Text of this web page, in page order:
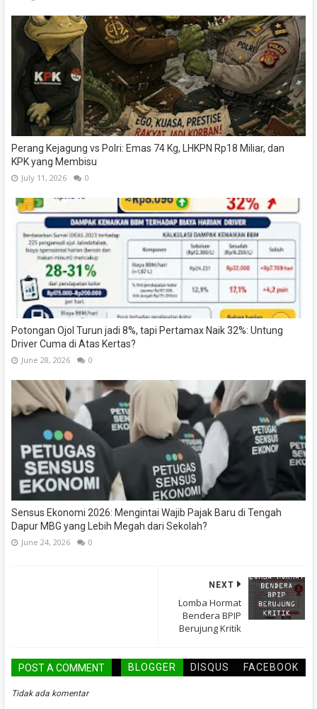
Perang Kejagung vs Polri: Emas 74 Kg, LHKPN Rp18 Miliar, dan
KPK yang Membisu
July 11, 2026 0
Potongan Ojol Turun jadi 8%, tapi Pertamax Naik 32%: Untung
Driver Cuma di Atas Kertas?
June 28, 2026 0
Sensus Ekonomi 2026: Mengintai Wajib Pajak Baru di Tengah
Dapur MBG yang Lebih Megah dari Sekolah?
June 24, 2026 0
NEXT
Lomba Hormat
Bendera BPIP
Berujung Kritik
POST A COMMENT BLOGGER DISQUS FACEBOOK
Tidak ada komentar